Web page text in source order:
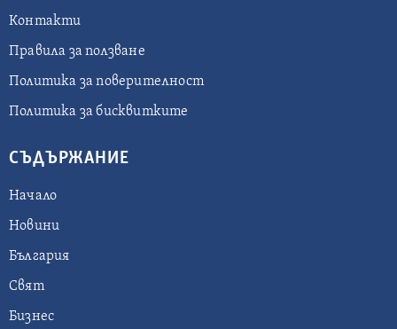
Контакти
Правила за ползване
Политика за поверителност
Политика за бисквитките
СЪДЪРЖАНИЕ
Начало
Новини
България
Свят
Бизнес